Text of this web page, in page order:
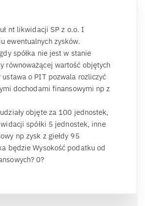
nt likwidacji SP z o.o. I
ewentualnych zysków.
spółka nie jest w stanie
równoważącej wartość objętych
ustawa o PIT pozwala rozliczyć
dochodami finansowymi np z
objęte za 100 jednostek,
spółki 5 jednostek, inne
np zysk z giełdy 95
będzie Wysokość podatku od
0?